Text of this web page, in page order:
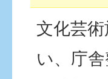
文化芸
い、庁